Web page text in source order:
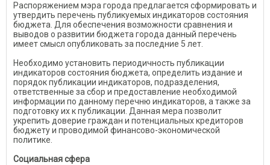
Распоряжением мэра города предлагается сформировать и
утвердить перечень публикуемых индикаторов состояния
бюджета. Для обеспечения возможности сравнения и
выводов о развитии бюджета города данный перечень
имеет смысл опубликовать за последние 5 лет.
Необходимо установить периодичность публикации
индикаторов состояния бюджета, определить издание и
порядок публикации индикаторов, подразделения,
ответственные за сбор и предоставление необходимой
информации по данному перечню индикаторов, а также за
подготовку их к публикации. Данная мера позволит
укрепить доверие граждан и потенциальных кредиторов
бюджету и проводимой финансово-экономической
политике.
Социальная сфера